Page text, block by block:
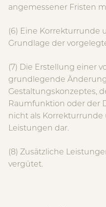
angemessener Fristen
(6) Eine Korrekturrunde
Grundlage der
(7) Die Erstellung einer
grundlegende
Gestaltungskonzeptes,
Raumfunktion oder der
nicht als
Leistungen dar.
(8) Zusätzliche
vergütet.